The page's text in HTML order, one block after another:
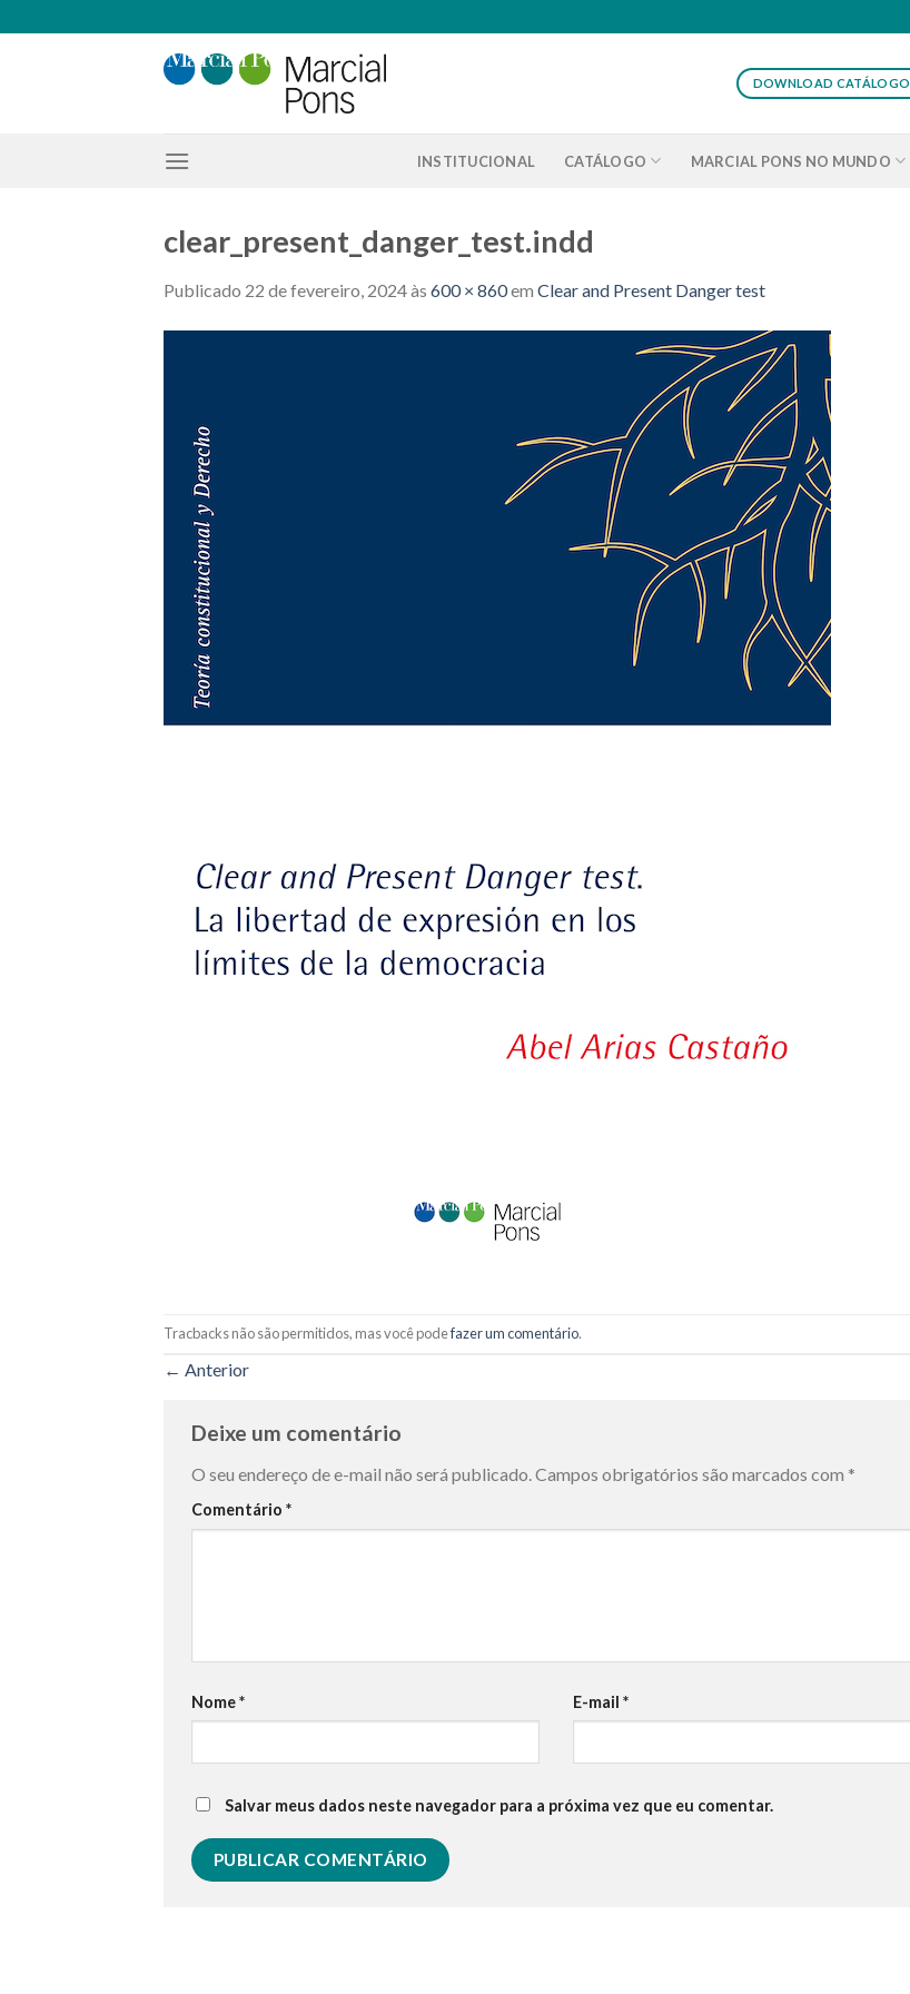
to
DOWNLOAD CATÁLOGO
INSTITUCIONAL CATÁLOGO MARCIAL PONS NO MUNDO
clear_present_danger_test.indd
Publicado 22 de fevereiro, 2024às 600 × 860em Clear and Present Danger test
Tracbacks não são permitidos, mas você podefazer um comentário.
← Anterior
Deixe um comentário
O seu endereço de e-mail não será publicado.Campos obrigatórios são marcados com *
Comentário *
Nome* E-mail*
Salvar meus dados neste navegador para a próxima vez que eu comentar.